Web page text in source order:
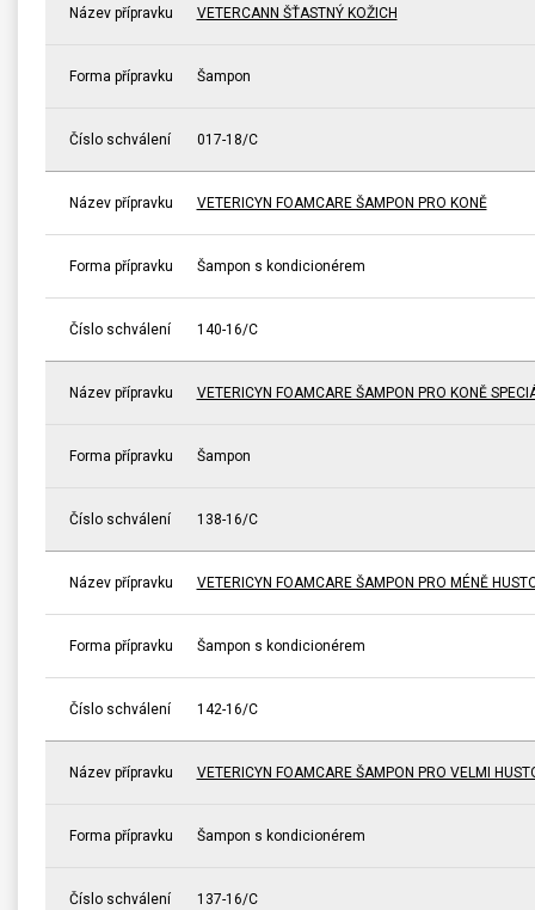
Název přípravku VETERCANN ŠŤASTNÝ KOŽICH
Forma přípravku Šampon
Číslo schválení 017-18/C
Název přípravku VETERICYN FOAMCARE ŠAMPON PRO KONĚ
Forma přípravku Šampon s kondicionérem
Číslo schválení 140-16/C
Název přípravku VETERICYN FOAMCARE ŠAMPON PRO KONĚ
Forma přípravku Šampon
Číslo schválení 138-16/C
Název přípravku VETERICYN FOAMCARE ŠAMPON PRO MÉNĚ
Forma přípravku Šampon s kondicionérem
Číslo schválení 142-16/C
Název přípravku VETERICYN FOAMCARE ŠAMPON PRO VELMI
Forma přípravku Šampon s kondicionérem
Číslo schválení 137-16/C